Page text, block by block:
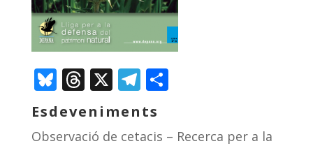
Bluesky
Threads
X Telegram
Comparteix
Esdeveniments
Observació de cetacis – Recerca per a la